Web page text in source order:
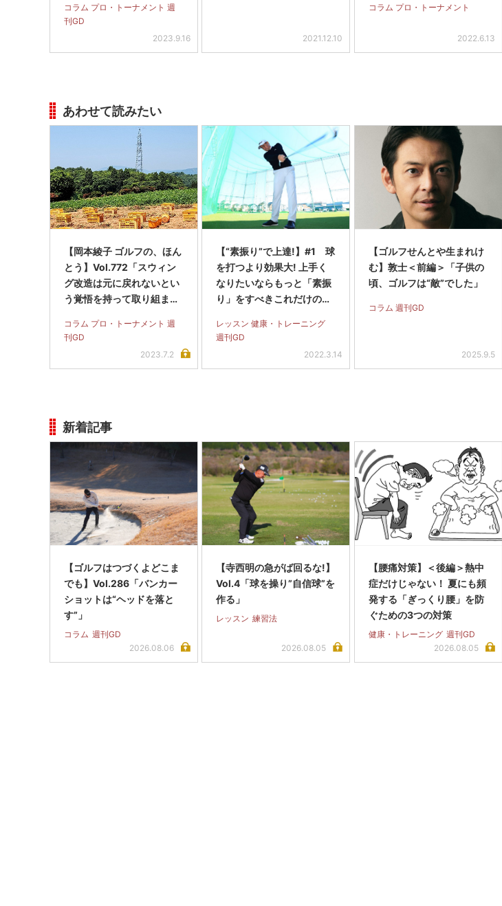
コラム プロ・トーナメント 週
刊GD
2023.9.16
2021.12.10
コラム プロ・トーナメント
2022.6.13
あわせて読みたい
【岡本綾子 ゴルフの、ほん
とう】Vol.772「スウィン
グ改造は元に戻れないとい
う覚悟を持って取り組まな
コラム プロ・トーナメント 週
刊GD
2023.7.2
【“素振り”で上達!】#1 球
を打つより効果大! 上手く
なりたいならもっと「素振
り」をすべきこれだけの理
レッスン 健康・トレーニング
週刊GD
2022.3.14
【ゴルフせんとや生まれけ
む】敦士＜前編＞「子供の
頃、ゴルフは“敵”でした」
コラム 週刊GD
2025.9.5
新着記事
【ゴルフはつづくよどこま
でも】Vol.286「バンカー
ショットは“ヘッドを落と
す”」
コラム 週刊GD
2026.08.06
【寺西明の急がば回るな!】
Vol.4「球を操り”自信球”を
作る」
レッスン 練習法
2026.08.05
【腰痛対策】＜後編＞熱中
症だけじゃない！ 夏にも頻
発する「ぎっくり腰」を防
ぐための3つの対策
健康・トレーニング 週刊GD
2026.08.05